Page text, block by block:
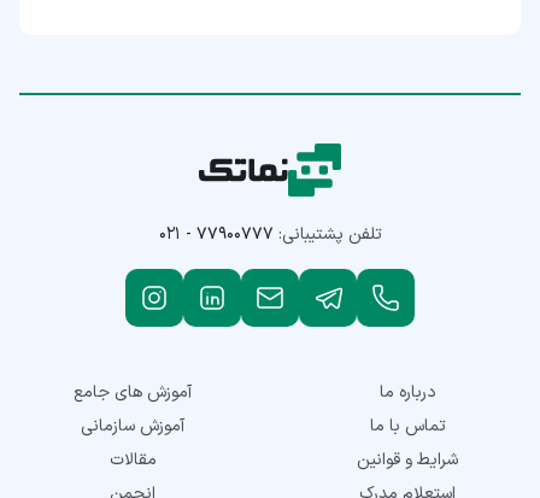
تلفن پشتیبانی: ۰۲۱ - ۷۷۹۰۰۷۷۷
درباره ما
تماس با ما
شرایط و قوانین
آموزش های جامع
آموزش سازمانی
مقالات